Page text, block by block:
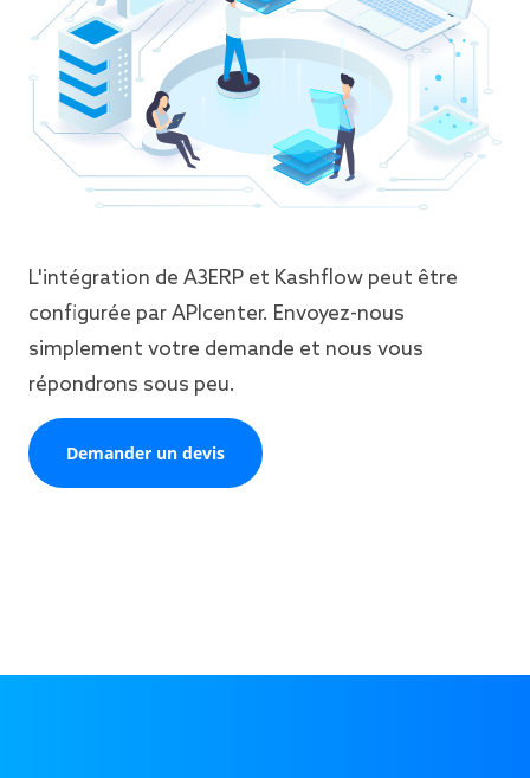
L'intégration de A3ERP et Kashflow peut être
configurée par APIcenter. Envoyez-nous
simplement votre demande et nous vous
répondrons sous peu.
Demander un devis